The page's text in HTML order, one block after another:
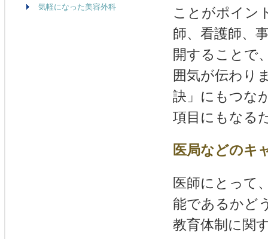
気軽になった美容外科
ことがポイン
師、看護師、
開することで
囲気が伝わり
訣」にもつな
項目にもなる
医局などのキ
医師にとって
能であるかど
教育体制に関